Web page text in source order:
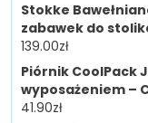
Stokke
zabawek do
139.00zł
Piórnik CoolPack
wyposażeniem –
41.90zł